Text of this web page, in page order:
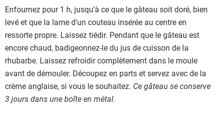
Enfournez pour 1 h, jusqu’à ce que le gâteau soit doré, bien
levé et que la lame d'un couteau insérée au centre en
ressorte propre. Laissez tiédir. Pendant que le gâteau est
encore chaud, badigeonnez-le du jus de cuisson de la
rhubarbe. Laissez refroidir complètement dans le moule
avant de démouler. Découpez en parts et servez avec de la
crème anglaise, si vous le souhaitez. Ce gâteau se conserve
3 jours dans une boîte en métal.